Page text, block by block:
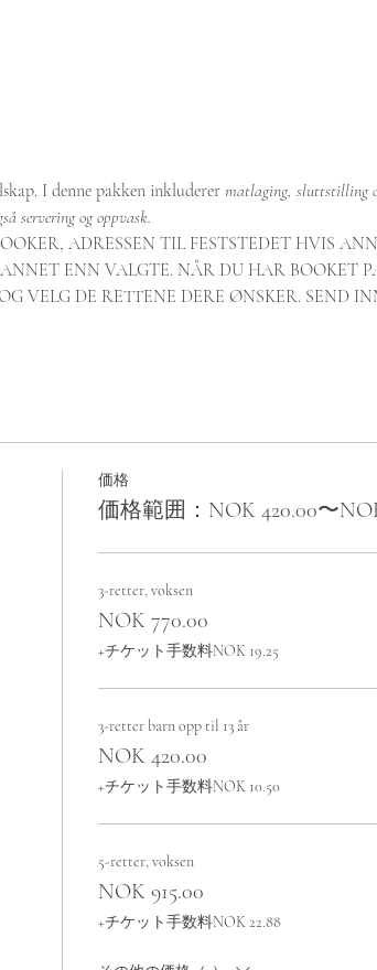
I denne pakken inkluderer matlaging, sluttstilling
servering og oppvask.
ADRESSEN TIL FESTSTEDET HVIS
ENN VALGTE. NÅR DU HAR BOOKET
VELG DE RETTENE DERE ØNSKER. SEND
価格
価格範囲：NOK 420.00〜
3-retter, voksen
NOK 770.00
+チケット手数料NOK 19.25
3-retter barn opp til 13 år
NOK 420.00
+チケット手数料NOK 10.50
5-retter, voksen
NOK 915.00
+チケット手数料NOK 22.88